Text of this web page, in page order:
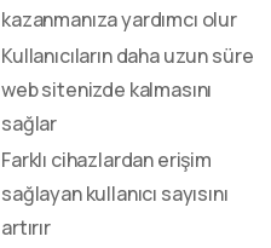
kazanmanıza yardımcı olur
Kullanıcıların daha uzun süre
web sitenizde kalmasını
sağlar
Farklı cihazlardan erişim
sağlayan kullanıcı sayısını
artırır